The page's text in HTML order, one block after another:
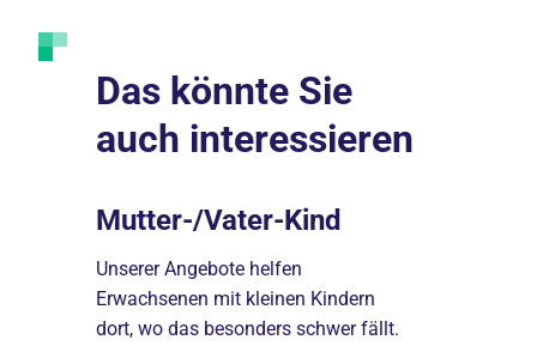
Das könnte Sie
auch interessieren
Mutter-/Vater-Kind
Unserer Angebote helfen
Erwachsenen mit kleinen Kindern
dort, wo das besonders schwer fällt.